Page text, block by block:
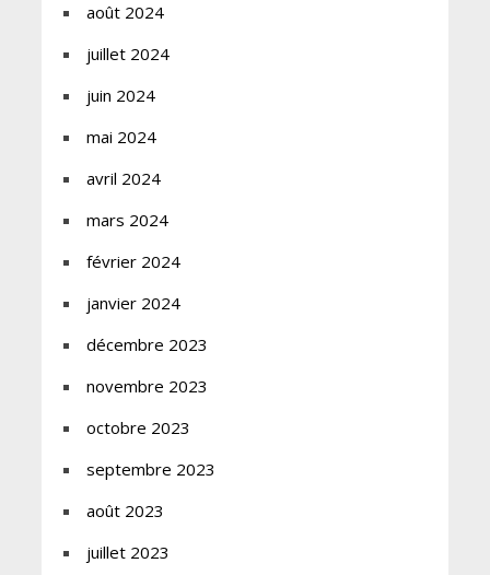
août 2024
juillet 2024
juin 2024
mai 2024
avril 2024
mars 2024
février 2024
janvier 2024
décembre 2023
novembre 2023
octobre 2023
septembre 2023
août 2023
juillet 2023